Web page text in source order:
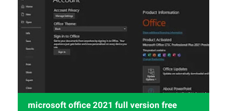
microsoft office 2021 full version free